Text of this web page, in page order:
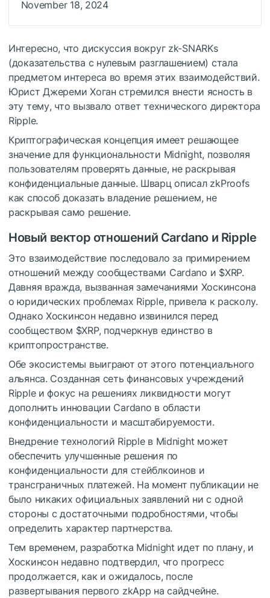
November 18, 2024
Интересно, что дискуссия вокруг zk-SNARKs
(доказательства с нулевым разглашением) стала
предметом интереса во время этих взаимодействий.
Юрист Джереми Хоган стремился внести ясность в
эту тему, что вызвало ответ технического директора
Ripple.
Криптографическая концепция имеет решающее
значение для функциональности Midnight, позволяя
пользователям проверять данные, не раскрывая
конфиденциальные данные. ШварцописалzkProofs
как способ доказать владение решением, не
раскрываясамо решение.
Новый вектор отношений Cardano и Ripple
Это взаимодействие последовалоза примирением
отношений между сообществами Cardano и $XRP.
Давняя вражда, вызванная замечаниями Хоскинсона
о юридических проблемах Ripple, привела к расколу.
Однако Хоскинсон недавно извинился перед
сообществом $XRP, подчеркнув единство в
криптопространстве.
Обе экосистемы выиграют от этого потенциального
альянса. Созданная сеть финансовых учреждений
Ripple и фокус на решениях ликвидности могут
дополнить инновации Cardano в области
конфиденциальности и масштабируемости.
Внедрение технологий Ripple в Midnight может
обеспечить улучшенные решения по
конфиденциальности для стейблкоинов и
трансграничных платежей. На момент публикации не
было никаких официальных заявлений ни с одной
стороны с достаточными подробностями, чтобы
определить характер партнерства.
Тем временем, разработка Midnight идет по плану, и
Хоскинсон недавно подтвердил, что прогресс
продолжается, как и ожидалось, после
развертывания первого zkApp на сайдчейне.